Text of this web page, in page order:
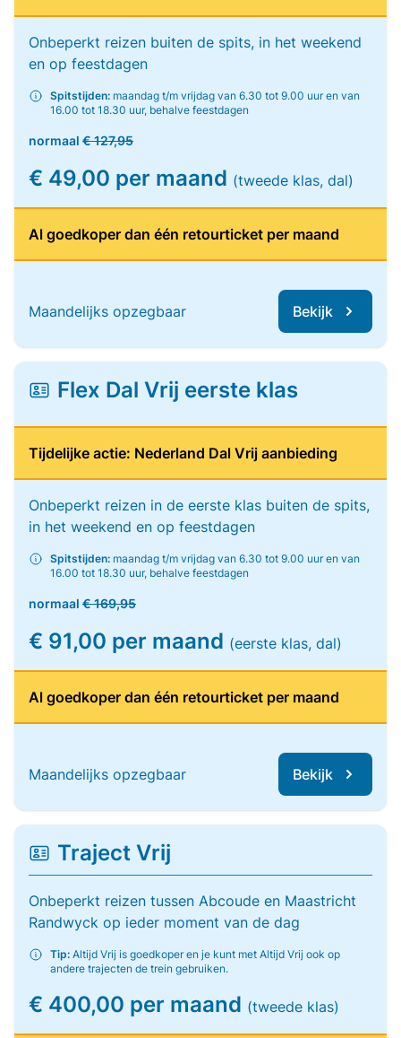
Onbeperkt reizen buiten de spits, in het weekend
en op feestdagen
Spitstijden: maandag t/m vrijdag van 6.30 tot 9.00 uur en van
16.00 tot 18.30 uur, behalve feestdagen
normaal € 127,95
€ 49,00 per maand (tweede klas, dal)
Al goedkoper dan één retourticket per maand
Maandelijks opzegbaar Bekijk
Flex Dal Vrij eerste klas
Tijdelijke actie: Nederland Dal Vrij aanbieding
Onbeperkt reizen in de eerste klas buiten de spits,
in het weekend en op feestdagen
Spitstijden: maandag t/m vrijdag van 6.30 tot 9.00 uur en van
16.00 tot 18.30 uur, behalve feestdagen
normaal € 169,95
€ 91,00 per maand (eerste klas, dal)
Al goedkoper dan één retourticket per maand
Maandelijks opzegbaar Bekijk
Traject Vrij
Onbeperkt reizen tussen Abcoude en Maastricht
Randwyck op ieder moment van de dag
Tip: Altijd Vrij is goedkoper en je kunt met Altijd Vrij ook op
andere trajecten de trein gebruiken.
€ 400,00 per maand (tweede klas)